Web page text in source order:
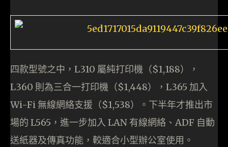
四款型號之中，L310 屬純打印機（$1,188），
L360 則為三合一打印機（$1,448），L365 加入
Wi-Fi 無線網絡支援（$1,538）。下半年才推出市
場的 L565，進一步加入 LAN 有線網絡、ADF 自動
送紙器及傳真功能，較適合小型辦公室使用。